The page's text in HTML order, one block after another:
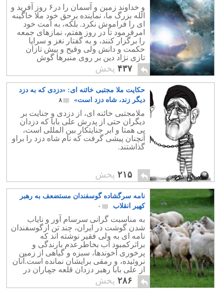
و خداوند زمین و آسمان را در۶ روز آفرید و
الله بزرگ ما، نماینده برحق خود ملا خاگینه
ای را فراموش نکرد. بلکه، به امت خود
امرفرمود تا در روز هفتم، نمازهای جمعه
را برگزار کنند، و به گفتار نغز و سراپا
حکمت و دانش ولی وقیح و پیش تازان
تازی نژاد دین بر روی منبرها گوش
فرادهند.
۴۳۷ پخش
حکایت ملا مجتبی خائنه ای: «دزدی که به دزد
دیگر زند، شاه دزد است»
۸
ملامجتبی خائنه ای، از دزدی و جنایت بر
دیگران حتی از پدرش علی بابا که دزدان
بی همتا و ابر جنایتکار بین المللی است،
آنچنان پیشی گرفت که نام شاه دزد را براو
گذاشتند.
۲۱۵ پخش
نامه سرگشاده گوسفندان مستضعف به رهبر
کهیر انقلاب
۰
به مناسبت گرانی سرسام آور و نایاب
شدن گوشت در ایران، چند تن ازگوسفندان
نامه ای به ولی فقیر نوشته اند که
براثرکمبود آب بخاطرعدم بارندگی و
پرخوری آخوندها، سبزه و گیاهی از زمین
نروئیده، و رمقی برایشان نمانده است.آنان
از علی بابا رهبر دزدان قلعه جماران در
خواست کردند تا جلو پرخوری آخوندها را
بگیرند.
۲۸۶ پخش